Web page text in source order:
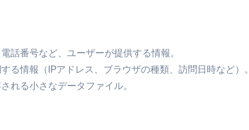
話番号など、ユーザーが提供する情報。
る情報（IPアドレス、ブラウザの種類、訪問日時など）。
れる小さなデータファイル。